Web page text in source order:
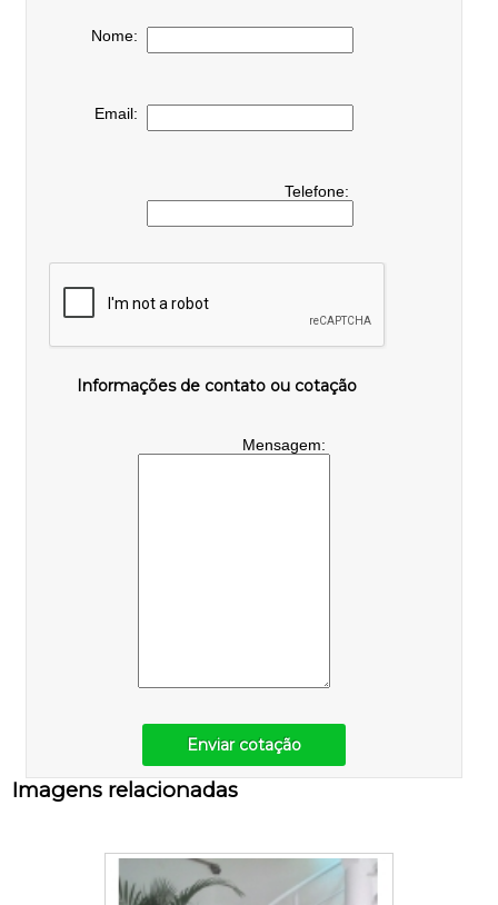
Nome:
Email:
Telefone:
Informações de contato ou cotação
Mensagem:
Enviar cotação
Imagens relacionadas